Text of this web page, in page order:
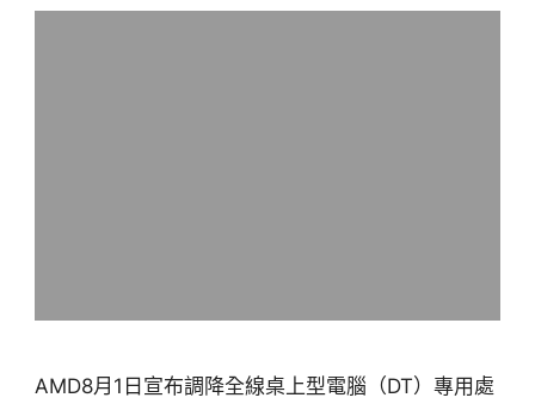
AMD8月1日宣布調降全線桌上型電腦（DT）專用處